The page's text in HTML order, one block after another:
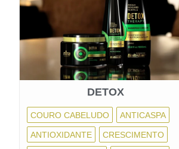
DETOX
COURO CABELUDO ANTICASPA
ANTIOXIDANTE CRESCIMENTO